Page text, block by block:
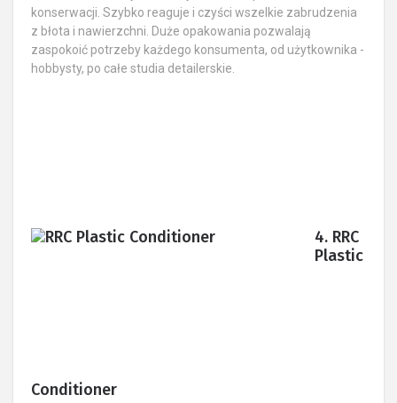
konserwacji. Szybko reaguje i czyści wszelkie zabrudzenia
z błota i nawierzchni. Duże opakowania pozwalają
zaspokoić potrzeby każdego konsumenta, od użytkownika -
hobbysty, po całe studia detailerskie.
4. RRC
Plastic
Conditioner